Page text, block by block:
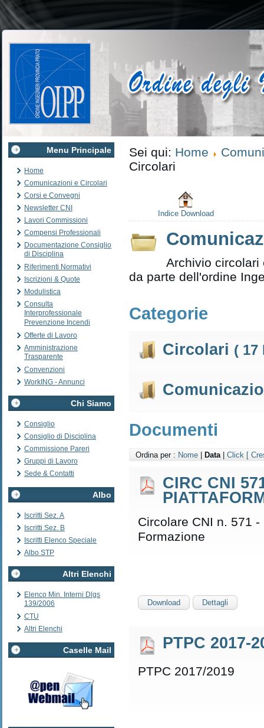
Menu Principale
Home
Comunicazioni e Circolari
Corsi e Convegni
Newsletter CNI
Lavori Commissioni
Compensi Professionali
Documentazione Consiglio
di Disciplina
Riferimenti Normativi
Iscrizioni & Quote
Modulistica
Consulta
Interprofessionale
Prevenzione Incendi
Offerte di Lavoro
Amministrazione
Trasparente
Convenzioni
WorkING - Annunci
Chi Siamo
Consiglio
Consiglio di Disciplina
Commissione Pareri
Gruppi di Lavoro
Sede & Contatti
Albo
Iscritti Sez. A
Iscritti Sez. B
Iscritti Elenco Speciale
Albo STP
Altri Elenchi
Elenco Min. Interni Dlgs
139/2006
CTU
Altri Elenchi
Caselle Mail
Sei qui: Home
Circolari
Indice Download
Archivio circolari
da parte dell'ordine
Categorie
Circolari ( 17
Documenti
Ordina per : Nome Data Click [
CIRC CNI
Circolare CNI n. 571
Formazione
Download Dettagli
PTPC 2017-
PTPC 2017/2019